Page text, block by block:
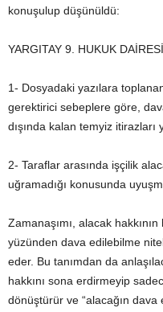
konuşulup düşünüldü:
YARGITAY 9. HUKUK
1- Dosyadaki yazılara
gerektirici sebeplere göre,
dışında kalan temyiz itirazları
2- Taraflar arasında işçilik
uğramadığı konusunda
Zamanaşımı, alacak
yüzünden dava edilebilme
eder. Bu tanımdan da
hakkını sona erdirmeyip
dönüştürür ve “alacağın dava